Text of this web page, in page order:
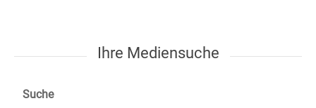
Ihre Mediensuche
Suche